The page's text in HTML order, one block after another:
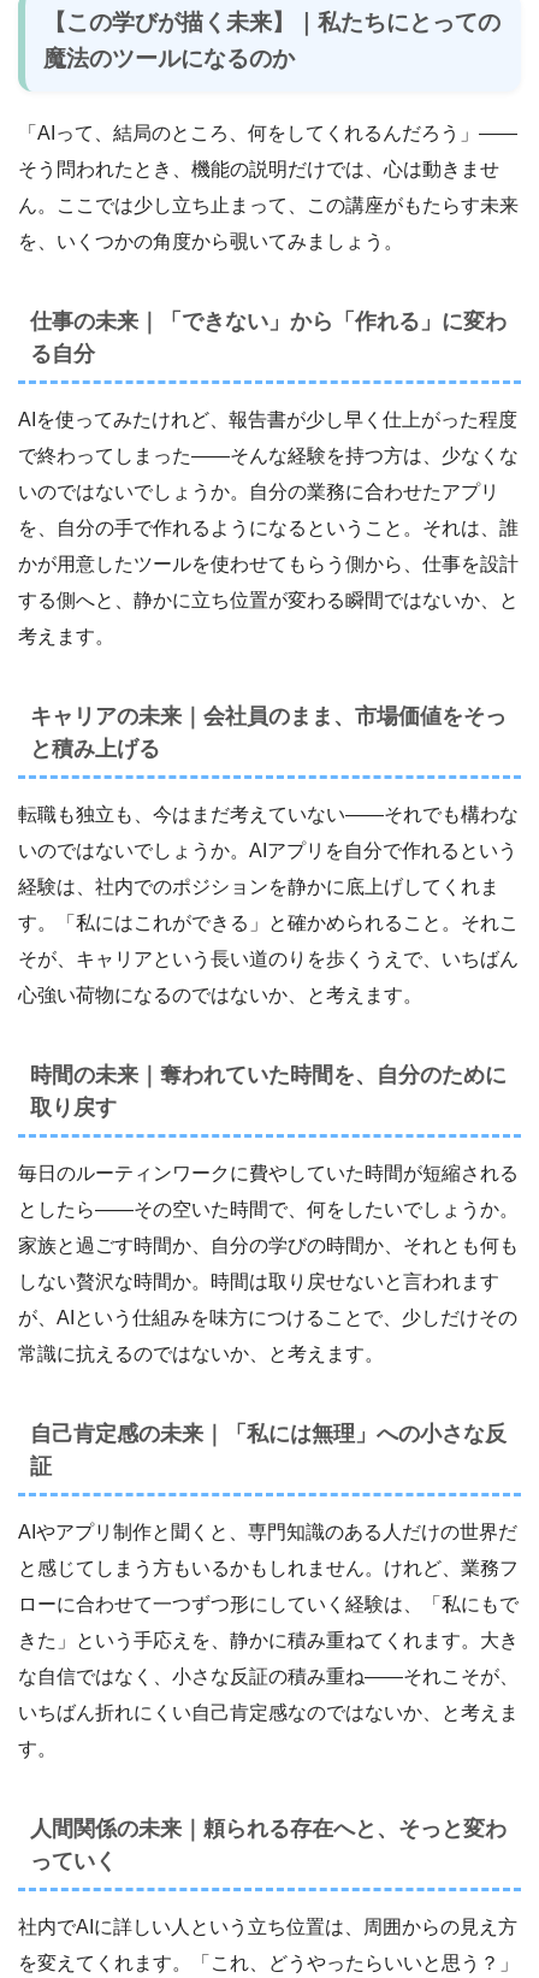
【この学びが描く未来】｜私たちにとっての
魔法のツールになるのか
「AIって、結局のところ、何をしてくれるんだろう」――
そう問われたとき、機能の説明だけでは、心は動きませ
ん。ここでは少し立ち止まって、この講座がもたらす未来
を、いくつかの角度から覗いてみましょう。
仕事の未来｜「できない」から「作れる」に変わ
る自分
AIを使ってみたけれど、報告書が少し早く仕上がった程度
で終わってしまった――そんな経験を持つ方は、少なくな
いのではないでしょうか。自分の業務に合わせたアプリ
を、自分の手で作れるようになるということ。それは、誰
かが用意したツールを使わせてもらう側から、仕事を設計
する側へと、静かに立ち位置が変わる瞬間ではないか、と
考えます。
キャリアの未来｜会社員のまま、市場価値をそっ
と積み上げる
転職も独立も、今はまだ考えていない――それでも構わな
いのではないでしょうか。AIアプリを自分で作れるという
経験は、社内でのポジションを静かに底上げしてくれま
す。「私にはこれができる」と確かめられること。それこ
そが、キャリアという長い道のりを歩くうえで、いちばん
心強い荷物になるのではないか、と考えます。
時間の未来｜奪われていた時間を、自分のために
取り戻す
毎日のルーティンワークに費やしていた時間が短縮される
としたら――その空いた時間で、何をしたいでしょうか。
家族と過ごす時間か、自分の学びの時間か、それとも何も
しない贅沢な時間か。時間は取り戻せないと言われます
が、AIという仕組みを味方につけることで、少しだけその
常識に抗えるのではないか、と考えます。
自己肯定感の未来｜「私には無理」への小さな反
証
AIやアプリ制作と聞くと、専門知識のある人だけの世界だ
と感じてしまう方もいるかもしれません。けれど、業務フ
ローに合わせて一つずつ形にしていく経験は、「私にもで
きた」という手応えを、静かに積み重ねてくれます。大き
な自信ではなく、小さな反証の積み重ね――それこそが、
いちばん折れにくい自己肯定感なのではないか、と考えま
す。
人間関係の未来｜頼られる存在へと、そっと変わ
っていく
社内でAIに詳しい人という立ち位置は、周囲からの見え方
を変えてくれます。「これ、どうやったらいいと思う？」